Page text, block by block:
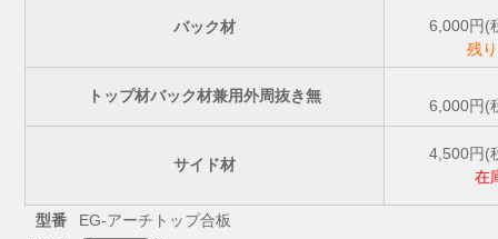
バック材
6,000円(
残
トップ材バック材兼用外周抜き無
6,000円(
サイド材
4,500円(
在
型番
EG-アーチトップ合板